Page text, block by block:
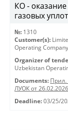
КО - оказание
газовых
№: 1310
Customer(s):
Operating
Organizer of
Uzbekistan
Documents: Прил.
ЛУОК от
Deadline: 03/25/